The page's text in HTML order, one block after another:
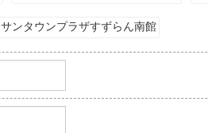
サンタウンプラザすずらん南館